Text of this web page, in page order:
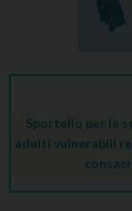
Sportello per le
adulti vulnerabili